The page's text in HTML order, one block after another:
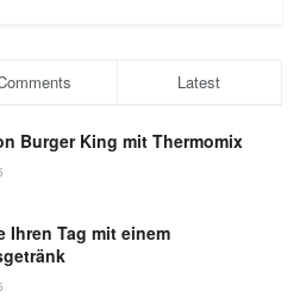
Latest
Burger King mit Thermomix
Ihren Tag mit einem